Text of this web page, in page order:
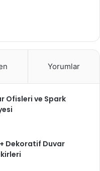
Yorumlar
Ofisleri ve Spark
Dekoratif Duvar